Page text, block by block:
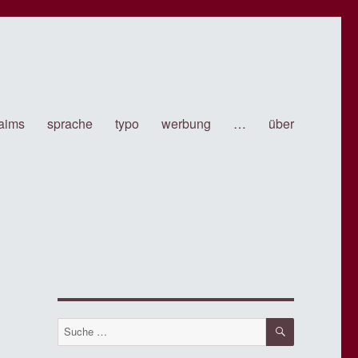
sprache typo werbung … über
Suche
nach:
SUCHE